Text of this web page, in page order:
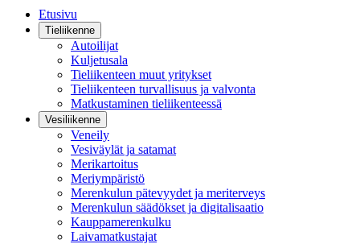
Etusivu
Tieliikenne
Autoilijat
Kuljetusala
Tieliikenteen muut yritykset
Tieliikenteen turvallisuus ja valvonta
Matkustaminen tieliikenteessä
Vesiliikenne
Veneily
Vesiväylät ja satamat
Merikartoitus
Meriympäristö
Merenkulun pätevyydet ja meriterveys
Merenkulun säädökset ja digitalisaatio
Kauppamerenkulku
Laivamatkustajat